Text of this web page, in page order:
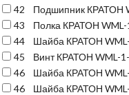
42
Подшипник КРАТОН
43
Полка КРАТОН
44
Шайба КРАТОН
45
Винт КРАТОН WML-
46
Шайба КРАТОН
46
Шайба КРАТОН